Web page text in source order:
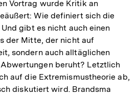
Vortrag wurde Kritik an
Wie definiert sich die
gibt es nicht auch einen
der Mitte, der nicht auf
sondern auch alltäglichen
beruht? Letztlich
auf die Extremismustheorie ab,
diskutiert wird. Brandsma